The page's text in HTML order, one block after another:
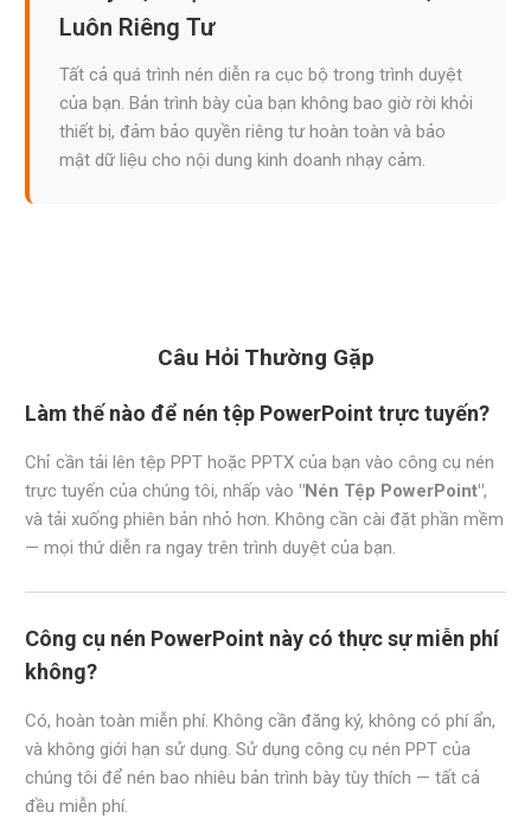
Luôn Riêng Tư
Tất cả quá trình nén diễn ra cục bộ trong trình duyệt
của bạn. Bản trình bày của bạn không bao giờ rời khỏi
thiết bị, đảm bảo quyền riêng tư hoàn toàn và bảo
mật dữ liệu cho nội dung kinh doanh nhạy cảm.
Câu Hỏi Thường Gặp
Làm thế nào để nén tệp PowerPoint trực tuyến?
Chỉ cần tải lên tệp PPT hoặc PPTX của bạn vào công cụ nén
trực tuyến của chúng tôi, nhấp vào "Nén Tệp PowerPoint",
và tải xuống phiên bản nhỏ hơn. Không cần cài đặt phần mềm
— mọi thứ diễn ra ngay trên trình duyệt của bạn.
Công cụ nén PowerPoint này có thực sự miễn phí
không?
Có, hoàn toàn miễn phí. Không cần đăng ký, không có phí ẩn,
và không giới hạn sử dụng. Sử dụng công cụ nén PPT của
chúng tôi để nén bao nhiêu bản trình bày tùy thích — tất cả
đều miễn phí.